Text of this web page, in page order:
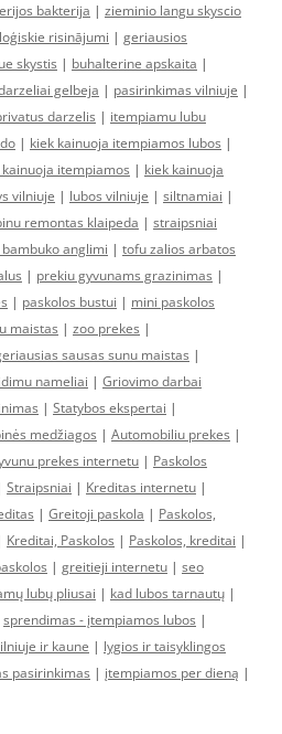
bakterija | zieminio langu skyscio
risinājumi | geriausios
skystis | buhalterine apskaita |
gelbeja | pasirinkimas vilniuje |
darzelis | itempiamu lubu
| kiek kainuoja itempiamos lubos |
kainuoja itempiamos | kiek kainuoja
vilniuje | lubos vilniuje | siltnamiai |
remontas klaipeda | straipsniai
anglimi | tofu zalios arbatos
| prekiu gyvunams grazinimas |
| paskolos bustui | mini paskolos
maistas | zoo prekes |
sausas sunu maistas |
nameliai | Griovimo darbai
| Statybos ekspertai |
medžiagos | Automobiliu prekes |
prekes internetu | Paskolos
Straipsniai | Kreditas internetu |
| Greitoji paskola | Paskolos,
Kreditai, Paskolos | Paskolos, kreditai |
| greitieji internetu | seo
lubų pliusai | kad lubos tarnautų |
sprendimas - įtempiamos lubos |
ir kaune | lygios ir taisyklingos
pasirinkimas | įtempiamos per dieną |